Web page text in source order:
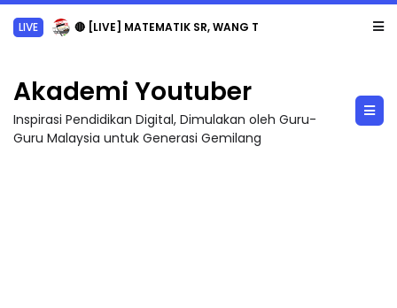
LIVE 🔴 [LIVE] MATEMATIK SR, WANG TAHUN 6 OLEH CIKGU ANITA #ALLINONE #141 #...
Akademi Youtuber
Inspirasi Pendidikan Digital, Dimulakan oleh Guru-
Guru Malaysia untuk Generasi Gemilang